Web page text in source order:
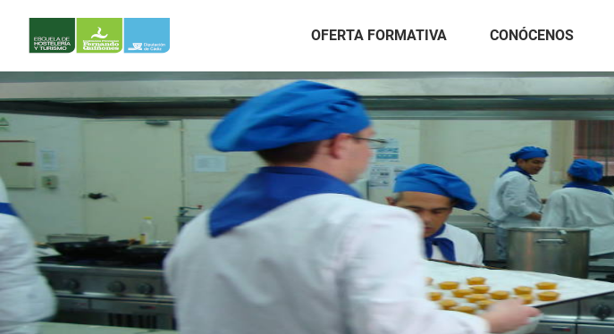
OFERTA FORMATIVA CONÓCENOS